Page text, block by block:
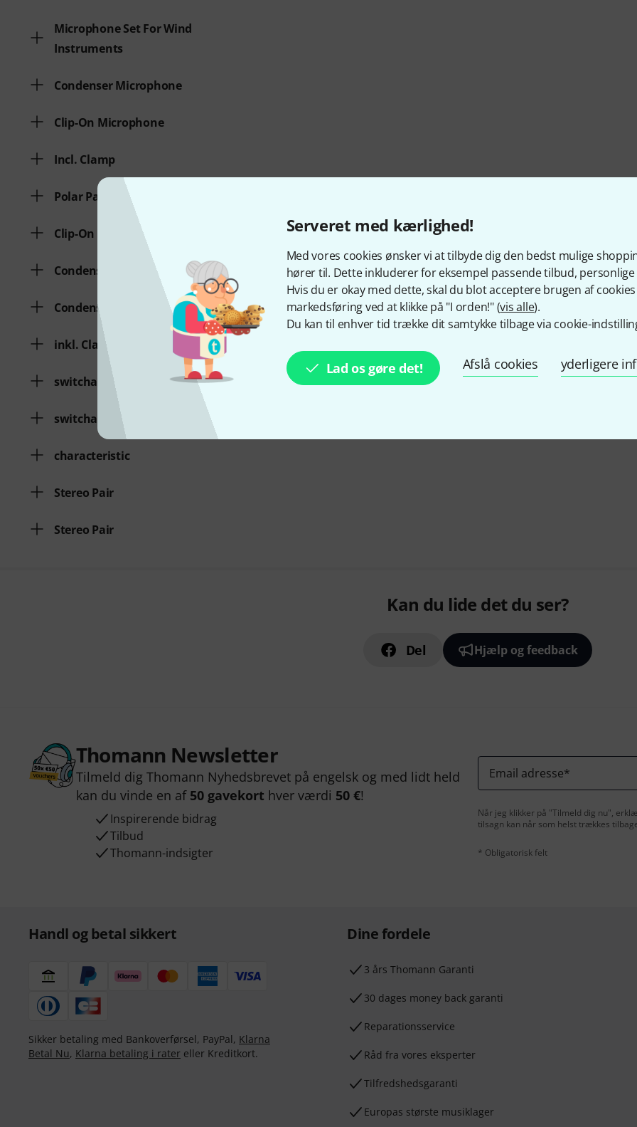
Serveret med kærlighed!
Med vores cookies ønsker vi at tilbyde dig den bedst mulige
hører til. Dette inkluderer for eksempel passende tilbud,
Hvis du er okay med dette, skal du blot acceptere brugen af
markedsføring ved at klikke på "I orden!" (vis alle).
Du kan til enhver tid trække dit samtykke tilbage via cookie-
Lad os gøre det! Afslå cookies yderligere
Microphone Set For Wind
Instruments
Condenser Microphone
Clip-On Microphone
Incl. Clamp
Polar Pattern
Clip-On Microphone
Condenser Microphone
Condenser Microphone
inkl. Clamp
switchable lowcut
switchable pad
characteristic
Stereo Pair
Stereo Pair
Kan du lide det du ser?
Del Hjælp og feedback
Thomann Newsletter
Tilmeld dig Thomann Nyhedsbrevet på engelsk og med lidt held
kan du vinde en af 50 gavekort hver værdi 50 €!
Inspirerende bidrag
Tilbud
Thomann-indsigter
Email adresse*
Når jeg klikker på "Tilmeld dig nu",
tilsagn kan når som helst trækkes
* Obligatorisk felt
Handl og betal sikkert
Sikker betaling med Bankoverførsel, PayPal, Klarna
Betal Nu, Klarna betaling i rater eller Kreditkort.
Dine fordele
3 års Thomann Garanti
30 dages money back garanti
Reparationsservice
Råd fra vores eksperter
Tilfredshedsgaranti
Europas største musiklager